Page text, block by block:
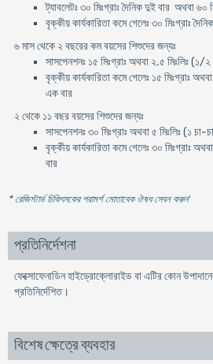
ট্যাবলেটঃ ৩০ মিঃগ্রাঃ দৈনিক দুই বার অথবা ৬০
বৃক্কীয় কার্যকারিতা কমে গেলেঃ ৩০ মিঃগ্রাঃ
৬ মাস থেকে ২ বছরের কম বয়সের শিশুদের জন্যঃ
সাসপেনশনঃ ১৫ মিঃগ্রাঃ অথবা ২.৫ মিঃলিঃ (১/
বৃক্কীয় কার্যকারিতা কমে গেলেঃ ১৫ মিঃগ্রাঃ
এক বার
২ থেকে ১১ বছর বয়সের শিশুদের জন্যঃ
সাসপেনশনঃ ৩০ মিঃগ্রাঃ অথবা ৫ মিঃলিঃ (১ চা-
বৃক্কীয় কার্যকারিতা কমে গেলেঃ ৩০ মিঃগ্রাঃ
বার
* রেজিস্টার্ড চিকিৎসকের পরামর্শ মোতাবেক ঔষধ সেবন করুন'
প্রতিনির্দেশনা
ফেক্সোফেনাডিন হাইড্রোক্লোরাইড বা এটির কোন
প্রতিনির্দেশিত।
বিশেষ ক্ষেত্রে ব্যবহার